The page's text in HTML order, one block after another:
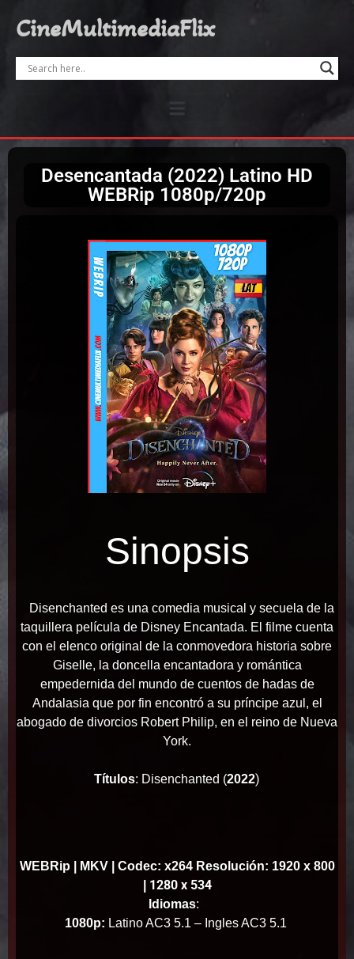
CineMultimediaFlix
Desencantada (2022) Latino HD
WEBRip 1080p/720p
Sinopsis
Disenchanted es una comedia musical y secuela de la
taquillera película de Disney Encantada. El filme cuenta
con el elenco original de la conmovedora historia sobre
Giselle, la doncella encantadora y romántica
empedernida del mundo de cuentos de hadas de
Andalasia que por fin encontró a su príncipe azul, el
abogado de divorcios Robert Philip, en el reino de Nueva
York.
Títulos: Disenchanted (2022)
WEBRip | MKV | Codec: x264 Resolución: 1920 x 800
1280 x 534
Idiomas:
1080p: Latino AC3 5.1 –Ingles AC3 5.1